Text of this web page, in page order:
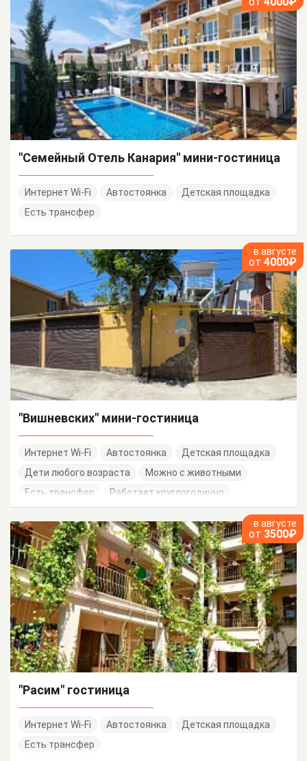
"Семейный Отель Канария" мини-гостиница
Интернет Wi-Fi Автостоянка
Детская площадка
Есть трансфер
в августе
от 4000₽
"Вишневских" мини-гостиница
Интернет Wi-Fi Автостоянка
Детская площадка
Дети любого возраста
Можно с животными
Есть трансфер
Работает круглогодично
в августе
от 3500₽
"Расим" гостиница
Интернет Wi-Fi Автостоянка
Детская площадка
Есть трансфер